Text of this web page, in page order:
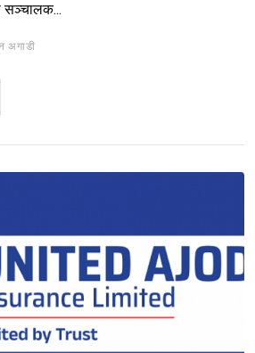
सञ्चालक...
अगाडी